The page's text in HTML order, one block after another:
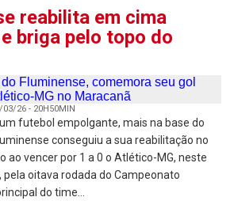
reabilita em cima
briga pelo topo do
03/26 - 20H50MIN
futebol empolgante, mais na base do
conseguiu a sua reabilitação no
ao vencer por 1 a 0 o Atlético-MG, neste
pela oitava rodada do Campeonato
do time...